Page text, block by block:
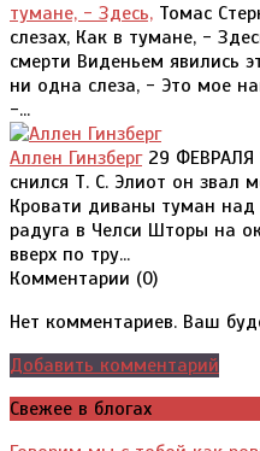
тумане, - Здесь, Томас
слезах, Как в тумане, -
смерти Виденьем явились
ни одна слеза, - Это мое
-...
Аллен Гинзберг29 ФЕВРАЛЯ
снился Т. С. Элиот он звал
Кровати диваны туман
радуга в Челси Шторы на
вверх по тру...
Комментарии (0)
Нет комментариев. Ваш
Добавить комментарий
Свежее в блогах